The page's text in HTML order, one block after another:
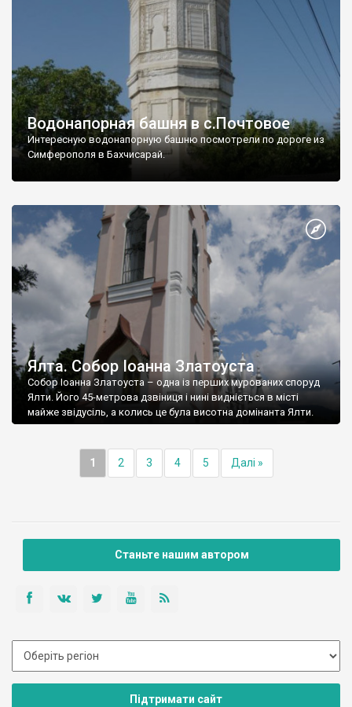
Водонапорная башня в с.Почтовое
Интересную водонапорную башню посмотрели по дороге из
Симферополя в Бахчисарай.
Ялта. Собор Іоанна Златоуста
Собор Іоанна Златоуста – одна із перших мурованих споруд
Ялти. Його 45-метрова дзвіниця і нині видніється в місті
майже звідусіль, а колись це була висотна домінанта Ялти.
1 2 3 4 5 Далі »
Станьте нашим автором
Підтримати сайт